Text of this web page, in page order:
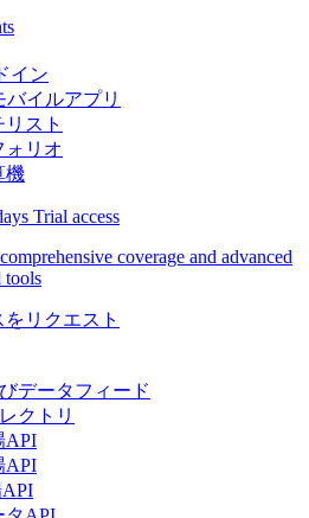
イン
バイルアプリ
リスト
ォリオ
機
Trial access
coverage and advanced
tools
をリクエスト
データフィード
クトリ
API
API